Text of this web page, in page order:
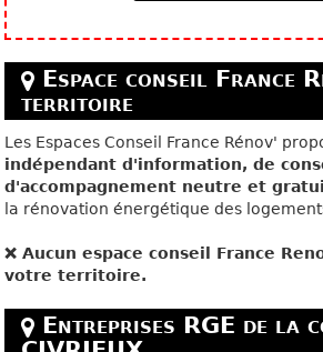
Espace conseil France
territoire
Les Espaces Conseil France Rénov'
indépendant d'information, de
d'accompagnement neutre et
la rénovation énergétique des
❌ Aucun espace conseil France
votre territoire.
Entreprises RGE de la